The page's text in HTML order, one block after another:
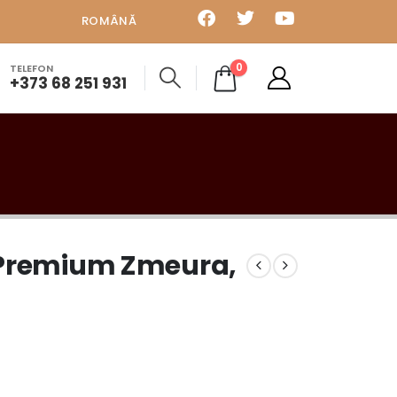
ROMÂNĂ
TELEFON
+373 68 251 931
0
Zmeura,